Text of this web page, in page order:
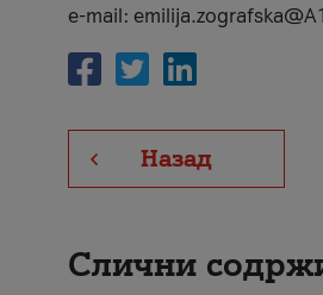
e-mail:
Назад
Слични